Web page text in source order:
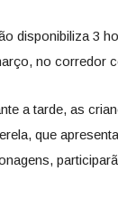
disponibiliza 3
no corredor
a tarde, as
que